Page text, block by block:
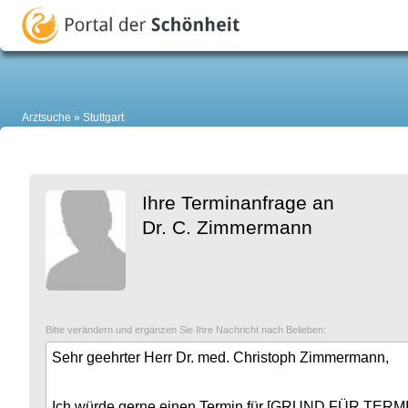
Arztsuche Stuttgart
Ihre Terminanfrage an
Dr. C. Zimmermann
Bitte verändern und ergänzen Sie Ihre Nachricht nach Belieben: